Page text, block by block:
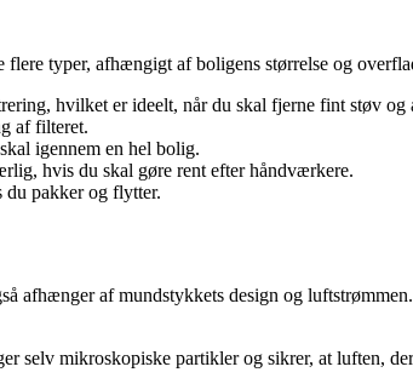
typer, afhængigt af boligens størrelse og
hvilket er ideelt, når du skal fjerne fint støv og
af filteret.
igennem en hel bolig.
hvis du skal gøre rent efter håndværkere.
pakker og flytter.
afhænger af mundstykkets design og
selv mikroskopiske partikler og sikrer, at luften,